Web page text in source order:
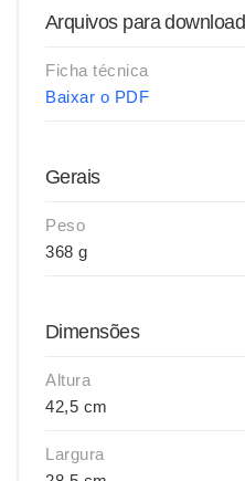
Arquivos para download
Ficha técnica
Baixar o PDF
Gerais
Peso
368 g
Dimensões
Altura
42,5 cm
Largura